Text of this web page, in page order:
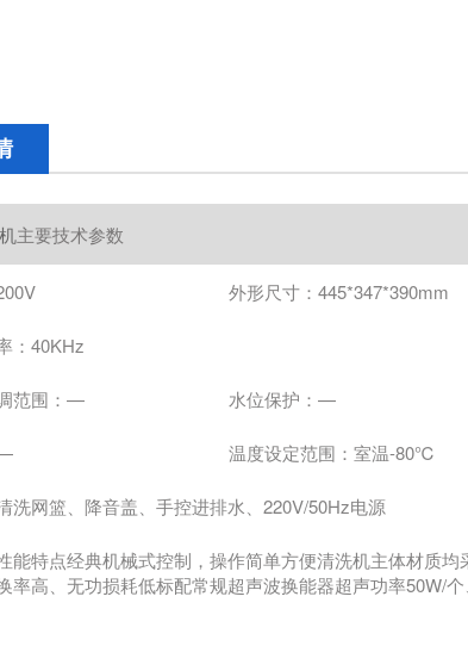
主要技术参数
外形尺寸：445*347*390mm
：40KHz
范围：— 水位保护：—
温度设定范围：室温-80℃
洗网篮、降音盖、手控进排水、220V/50Hz电源
能特点经典机械式控制，操作简单方便清洗机主体材质
率高、无功损耗低标配常规超声波换能器超声功率50W/